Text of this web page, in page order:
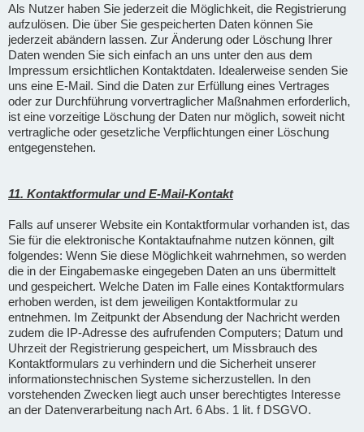
Als Nutzer haben Sie jederzeit die Möglichkeit, die Registrierung
aufzulösen. Die über Sie gespeicherten Daten können Sie
jederzeit abändern lassen. Zur Änderung oder Löschung Ihrer
Daten wenden Sie sich einfach an uns unter den aus dem
Impressum ersichtlichen Kontaktdaten. Idealerweise senden Sie
uns eine E-Mail. Sind die Daten zur Erfüllung eines Vertrages
oder zur Durchführung vorvertraglicher Maßnahmen erforderlich,
ist eine vorzeitige Löschung der Daten nur möglich, soweit nicht
vertragliche oder gesetzliche Verpflichtungen einer Löschung
entgegenstehen.
11. Kontaktformular und E-Mail-Kontakt
Falls auf unserer Website ein Kontaktformular vorhanden ist, das
Sie für die elektronische Kontaktaufnahme nutzen können, gilt
folgendes: Wenn Sie diese Möglichkeit wahrnehmen, so werden
die in der Eingabemaske eingegeben Daten an uns übermittelt
und gespeichert. Welche Daten im Falle eines Kontaktformulars
erhoben werden, ist dem jeweiligen Kontaktformular zu
entnehmen. Im Zeitpunkt der Absendung der Nachricht werden
zudem die IP-Adresse des aufrufenden Computers; Datum und
Uhrzeit der Registrierung gespeichert, um Missbrauch des
Kontaktformulars zu verhindern und die Sicherheit unserer
informationstechnischen Systeme sicherzustellen. In den
vorstehenden Zwecken liegt auch unser berechtigtes Interesse
an der Datenverarbeitung nach Art. 6 Abs. 1 lit. f DSGVO.